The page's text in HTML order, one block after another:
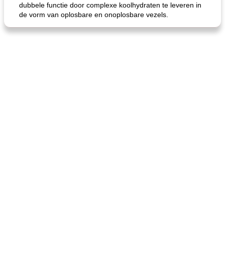
dubbele functie door complexe koolhydraten te leveren in
de vorm van oplosbare en onoplosbare vezels.